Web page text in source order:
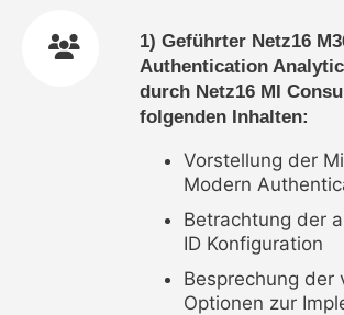
1) Geführter Netz16
Authentication
durch Netz16 MI
folgenden Inhalten:
Vorstellung der
Modern
Betrachtung der
ID Konfiguration
Besprechung der
Optionen zur